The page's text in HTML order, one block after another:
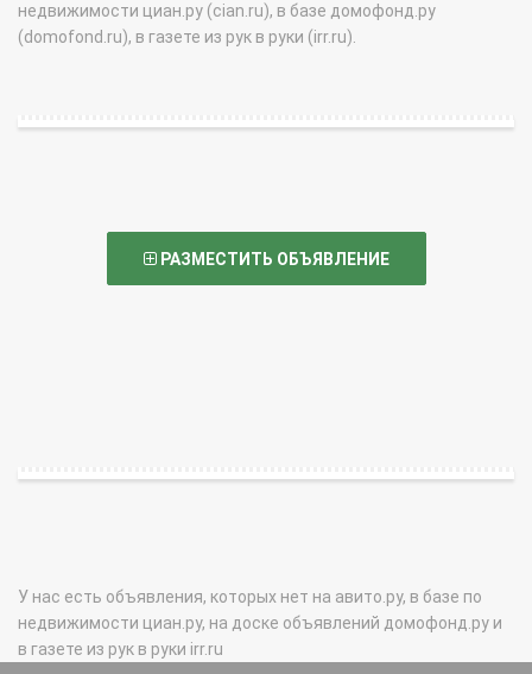
недвижимости циан.ру (cian.ru), в базе домофонд.ру
(domofond.ru), в газете из рук в руки (irr.ru).
РАЗМЕСТИТЬ ОБЪЯВЛЕНИЕ
У нас есть объявления, которых нет на авито.ру, в базе по
недвижимости циан.ру, на доске объявлений домофонд.ру и
в газете из рук в руки irr.ru